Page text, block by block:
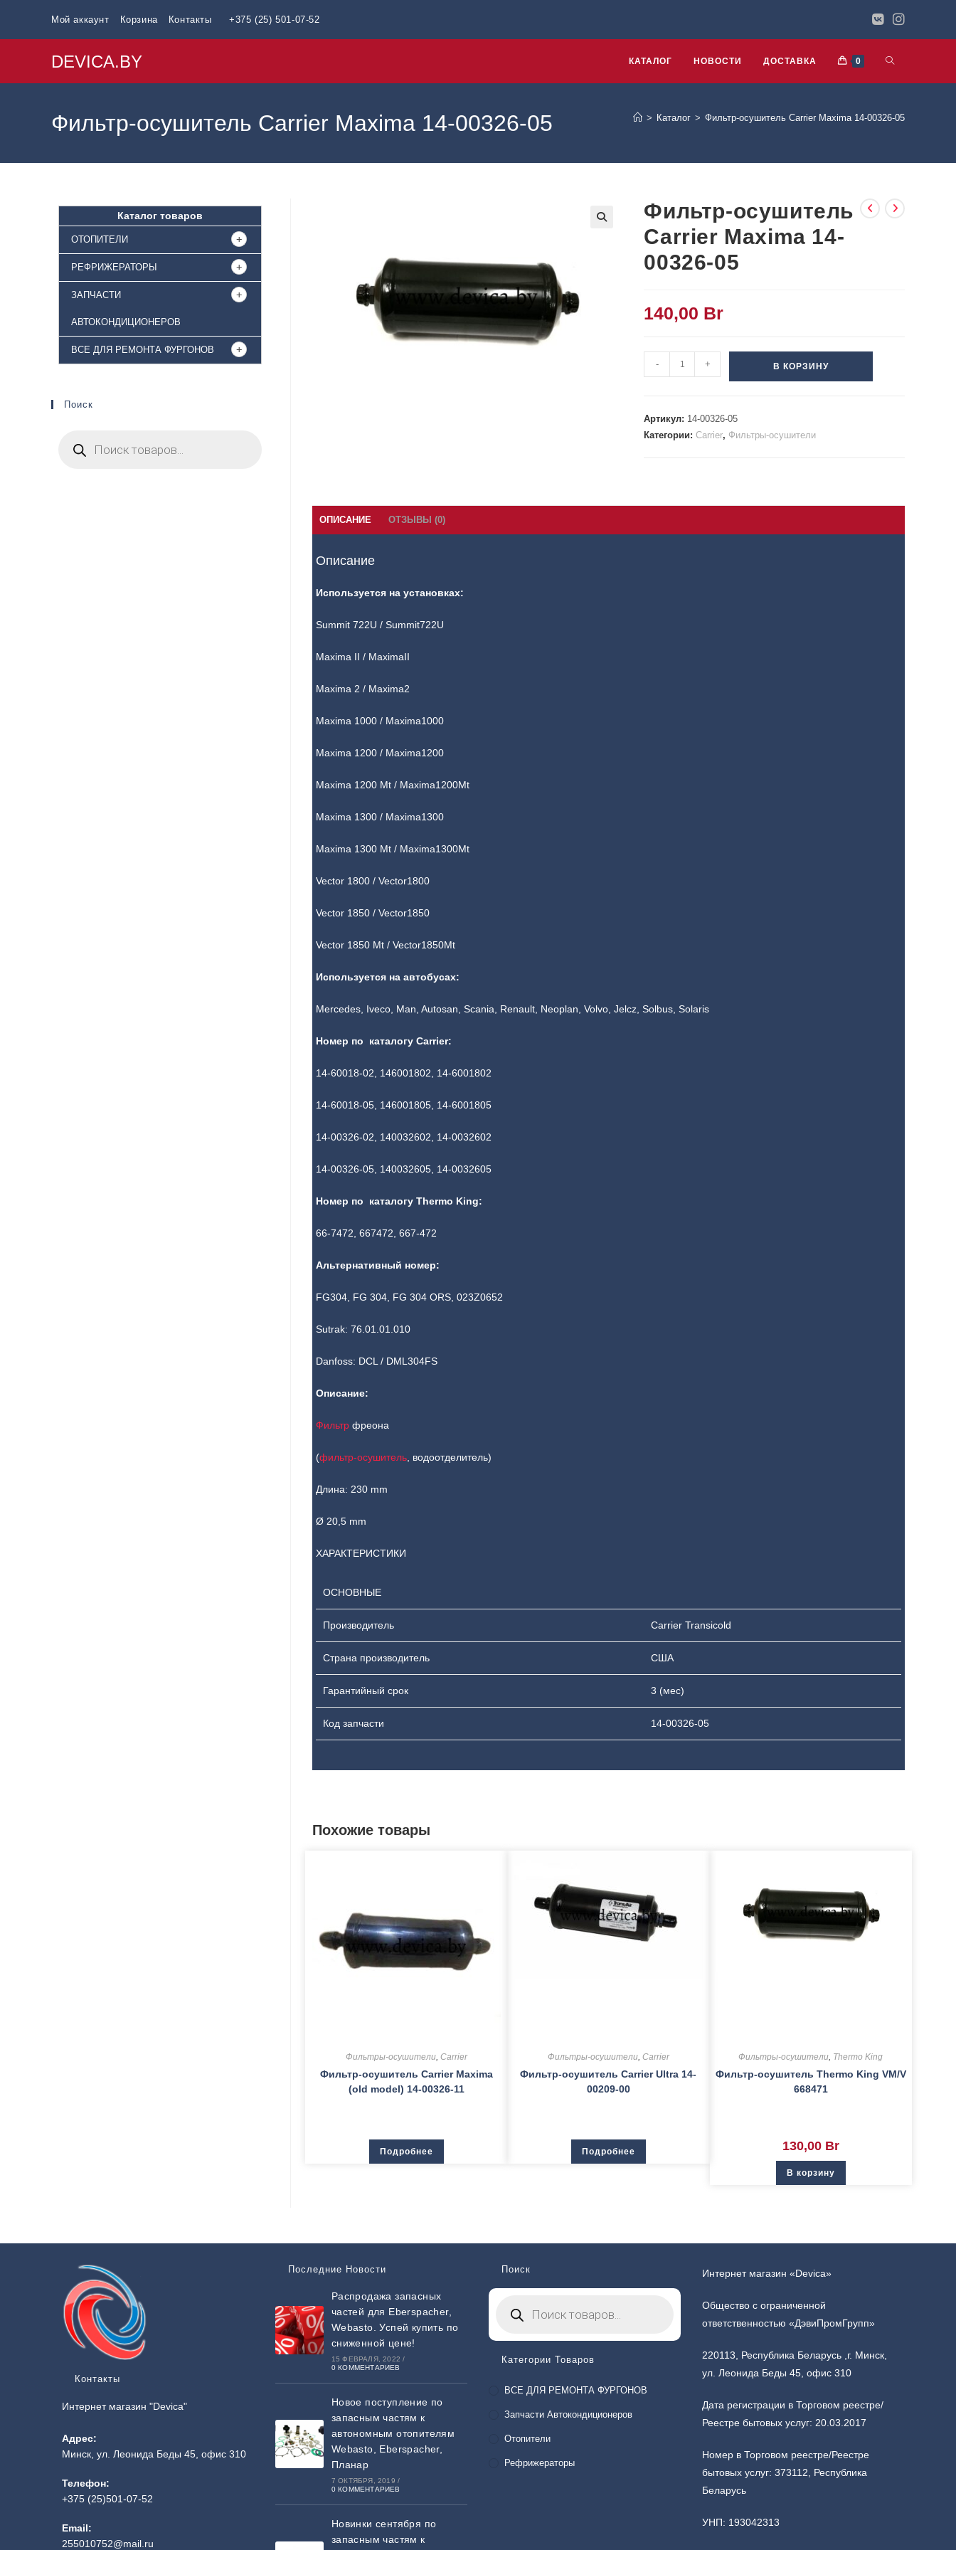
Мой аккаунт Корзина Контакты +375 (25) 501-07-52
DEVICA.BY КАТАЛОГ НОВОСТИ ДОСТАВКА 0
Фильтр-осушитель Carrier Maxima 14-00326-05 > Каталог > Фильтр-осушитель Carrier Maxima 14-00326-05
Фильтр-осушитель
Carrier Maxima 14-
00326-05
140,00 Br
- + В КОРЗИНУ
Артикул: 14-00326-05
Категории:Carrier, Фильтры-осушители
ОПИСАНИЕ ОТЗЫВЫ (0)
Описание
Используется на установках:
Summit 722U / Summit722U
Maxima II / MaximaII
Maxima 2 / Maxima2
Maxima 1000 / Maxima1000
Maxima 1200 / Maxima1200
Maxima 1200 Mt / Maxima1200Mt
Maxima 1300 / Maxima1300
Maxima 1300 Mt / Maxima1300Mt
Vector 1800 / Vector1800
Vector 1850 / Vector1850
Vector 1850 Mt / Vector1850Mt
Используется на автобусах:
Mercedes, Iveco, Man, Autosan, Scania, Renault, Neoplan, Volvo, Jelcz, Solbus, Solaris
Номер по каталогу Carrier:
14-60018-02, 146001802, 14-6001802
14-60018-05, 146001805, 14-6001805
14-00326-02, 140032602, 14-0032602
14-00326-05, 140032605, 14-0032605
Номер по каталогу Thermo King:
66-7472, 667472, 667-472
Альтернативный номер:
FG304, FG 304, FG 304 ORS, 023Z0652
Sutrak: 76.01.01.010
Danfoss: DCL / DML304FS
Описание:
Фильтр фреона
(фильтр-осушитель , водоотделитель)
Длина: 230 mm
Ø 20,5 mm
ХАРАКТЕРИСТИКИ
ОСНОВНЫЕ
Производитель Carrier Transicold
Страна производитель США
Гарантийный срок 3 (мес)
Код запчасти 14-00326-05
Похожие товары
Фильтры-осушители, Carrier
Фильтр-осушитель Carrier Maxima
(old model) 14-00326-11
Подробнее
Фильтры-осушители, Carrier
Фильтр-осушитель Carrier Ultra 14-
00209-00
Подробнее
Фильтры-осушители Thermo King
Фильтр-осушитель Thermo King VM/V
668471
130,00 Br
В корзину
Каталог товаров
ОТОПИТЕЛИ
РЕФРИЖЕРАТОРЫ
ЗАПЧАСТИ
АВТОКОНДИЦИОНЕРОВ
ВСЕ ДЛЯ РЕМОНТА ФУРГОНОВ
Поиск
Контакты
Интернет магазин "Devica"
Адрес:
Минск, ул. Леонида Беды 45, офис 310
Телефон:
+375 (25)501-07-52
Email:
255010752@mail.ru
Последние Новости
Распродажа запасных
частей для Eberspacher,
Webasto. Успей купить по
сниженной цене!
15 ФЕВРАЛЯ, 2022 /
0 КОММЕНТАРИЕВ
Новое поступление по
запасным частям к
автономным отопителям
Webasto, Eberspacher,
Планар
7 ОКТЯБРЯ, 2019 /
0 КОММЕНТАРИЕВ
Новинки сентября по
запасным частям к
Поиск
Категории Товаров
ВСЕ ДЛЯ РЕМОНТА ФУРГОНОВ
Запчасти Автокондиционеров
Отопители
Рефрижераторы
Интернет магазин «Devica»
Общество с ограниченной
ответственностью «ДэвиПромГрупп»
220113, Республика Беларусь ,г. Минск,
ул. Леонида Беды 45, офис 310
Дата регистрации в Торговом реестре/
Реестре бытовых услуг: 20.03.2017
Номер в Торговом реестре/Реестре
бытовых услуг: 373112, Республика
Беларусь
УНП: 193042313